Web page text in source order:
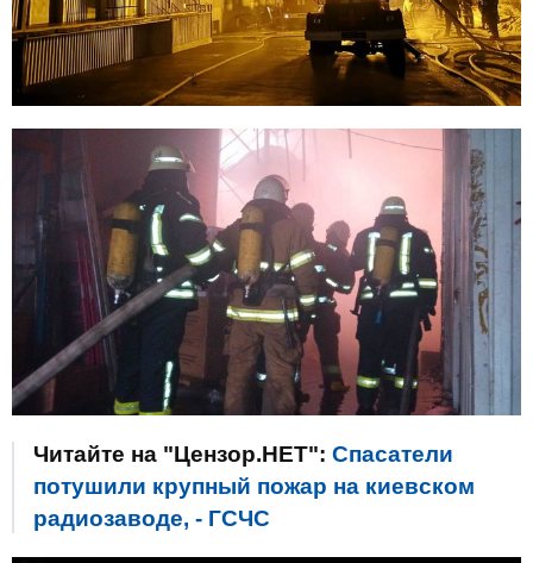
Читайте на "Цензор.НЕТ": Спасатели
потушили крупный пожар на киевском
радиозаводе, - ГСЧС